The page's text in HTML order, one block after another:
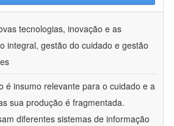
tecnologias, inovação e as
integral, gestão do cuidado e gestão
é insumo relevante para o cuidado e a
sua produção é fragmentada.
diferentes sistemas de informação